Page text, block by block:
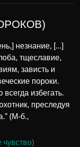
незнание, [...]
тщеславие,
зависть и
пороки.
избегать.
преследуя
(М-б.,